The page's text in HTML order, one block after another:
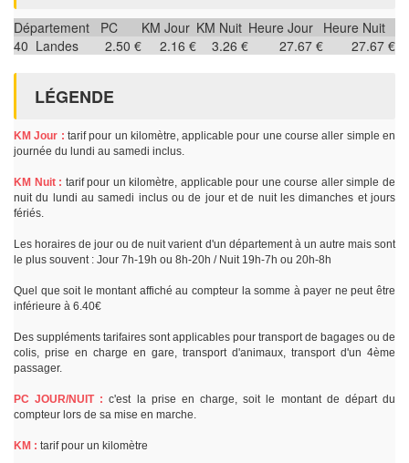
Département PC KM Jour KM Nuit Heure Jour Heure Nuit
40 Landes 2.50 € 2.16 € 3.26 € 27.67 € 27.67 €
LÉGENDE
KM Jour : tarif pour un kilomètre, applicable pour une course aller simple en
journée du lundi au samedi inclus.
KM Nuit : tarif pour un kilomètre, applicable pour une course aller simple de
nuit du lundi au samedi inclus ou de jour et de nuit les dimanches et jours
fériés.
Les horaires de jour ou de nuit varient d'un département à un autre mais sont
le plus souvent : Jour 7h-19h ou 8h-20h / Nuit 19h-7h ou 20h-8h
Quel que soit le montant affiché au compteur la somme à payer ne peut être
inférieure à 6.40€
Des suppléments tarifaires sont applicables pour transport de bagages ou de
colis, prise en charge en gare, transport d'animaux, transport d'un 4ème
passager.
PC JOUR/NUIT : c'est la prise en charge, soit le montant de départ du
compteur lors de sa mise en marche.
KM : tarif pour un kilomètre